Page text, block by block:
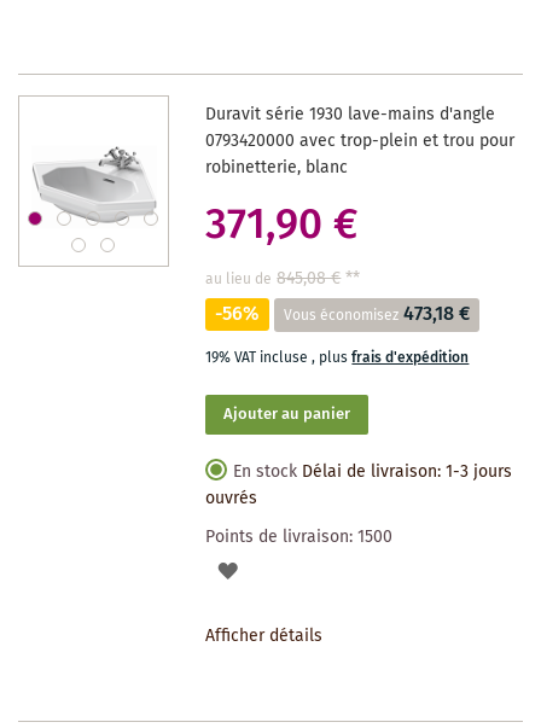
SOUHAITS
Duravit série 1930 lave-mains d'angle
0793420000 avec trop-plein et trou pour
robinetterie, blanc
371,90 €
au lieu de 845,08 €**
-56% Vous économisez 473,18 €
19% VAT incluse, plusfrais d'expédition
Ajouter au panier
En stock Délai de livraison: 1-3 jours
ouvrés
Points de livraison:1500
AJOUTER
Afficher détails